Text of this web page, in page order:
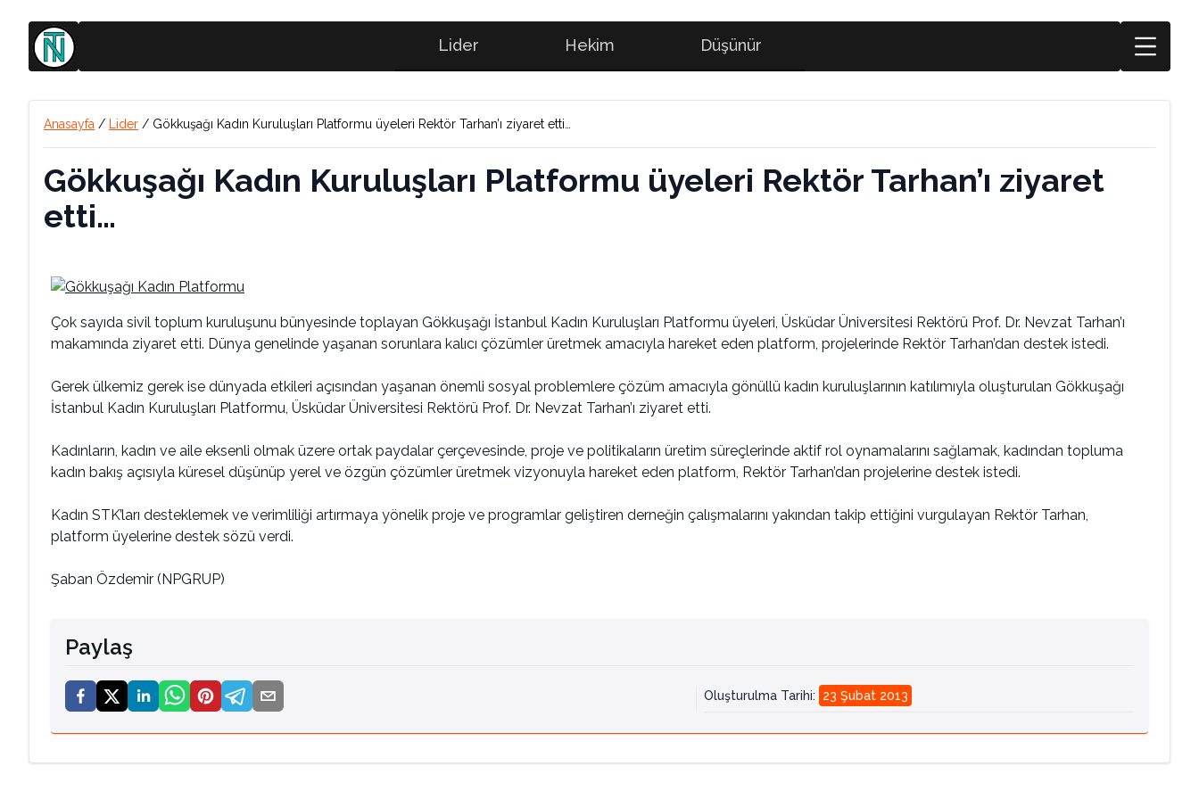
Lider Hekim Düşünür
Anasayfa / Lider / Gökkuşağı Kadın Kuruluşları Platformu üyeleri Rektör Tarhan’ı ziyaret etti…
Gökkuşağı Kadın Kuruluşları Platformu üyeleri Rektör Tarhan’ı ziyaret
etti…
Çok sayıda sivil toplum kuruluşunu bünyesinde toplayan Gökkuşağı İstanbul Kadın Kuruluşları Platformu üyeleri, Üsküdar Üniversitesi Rektörü Prof. Dr. Nevzat Tarhan’ı
makamında ziyaret etti. Dünya genelinde yaşanan sorunlara kalıcı çözümler üretmek amacıyla hareket eden platform, projelerinde Rektör Tarhan’dan destek istedi.
Gerek ülkemiz gerek ise dünyada etkileri açısından yaşanan önemli sosyal problemlere çözüm amacıyla gönüllü kadın kuruluşlarının katılımıyla oluşturulan Gökkuşağı
İstanbul Kadın Kuruluşları Platformu, Üsküdar Üniversitesi Rektörü Prof. Dr. Nevzat Tarhan’ı ziyaret etti.
Kadınların, kadın ve aile eksenli olmak üzere ortak paydalar çerçevesinde, proje ve politikaların üretim süreçlerinde aktif rol oynamalarını sağlamak, kadından topluma
kadın bakış açısıyla küresel düşünüp yerel ve özgün çözümler üretmek vizyonuyla hareket eden platform, Rektör Tarhan’dan projelerine destek istedi.
Kadın STK’ları desteklemek ve verimliliği artırmaya yönelik proje ve programlar geliştiren derneğin çalışmalarını yakından takip ettiğini vurgulayan Rektör Tarhan,
platform üyelerine destek sözü verdi.
Şaban Özdemir (NPGRUP)
Paylaş
Oluşturulma Tarihi: 23 Şubat 2013